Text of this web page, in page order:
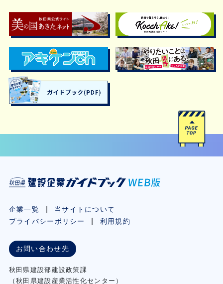
企業一覧
当サイトについて
プライバシーポリシー
利用規約
お問い合わせ先
秋⽥県建設部建設政策課
（秋⽥県建設産業活性化センター）